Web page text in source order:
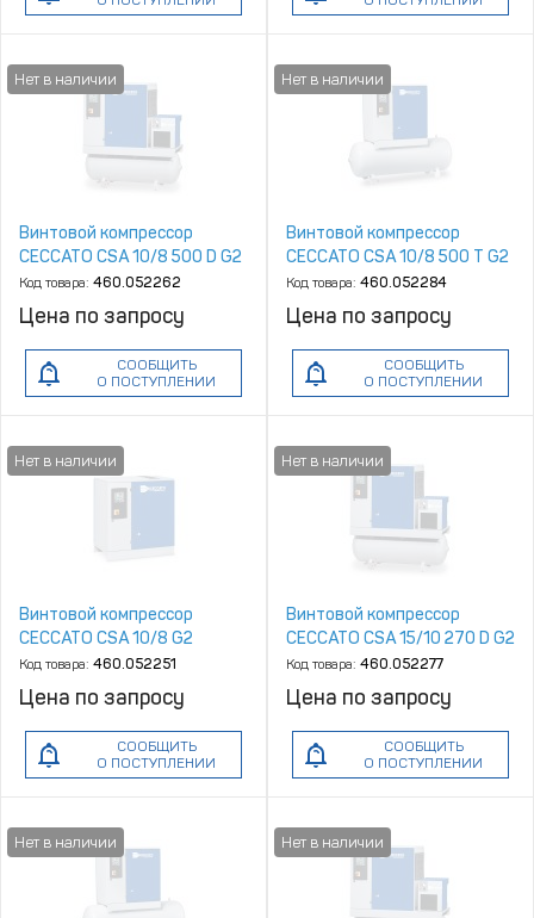
Винтовой компрессор
CECCATO CSA 10/8 500 D G2
Код товара: 460.052262
Цена по запросу
СООБЩИТЬ
О ПОСТУПЛЕНИИ
Винтовой компрессор
CECCATO CSA 10/8 500 T G2
Код товара: 460.052284
Цена по запросу
СООБЩИТЬ
О ПОСТУПЛЕНИИ
Винтовой компрессор
CECCATO CSA 10/8 G2
Код товара: 460.052251
Цена по запросу
СООБЩИТЬ
О ПОСТУПЛЕНИИ
Винтовой компрессор
CECCATO CSA 15/10 270 D G2
Код товара: 460.052277
Цена по запросу
СООБЩИТЬ
О ПОСТУПЛЕНИИ